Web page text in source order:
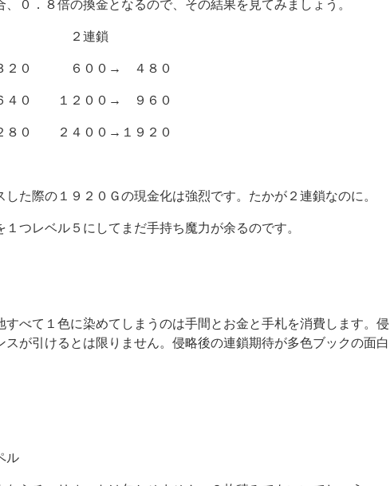
０．８倍の換金となるので、その結果を見てみましょう。
連鎖
２０ ６００→ ４８０
０ １２００→ ９６０
８０ ２４００→１９２０
した際の１９２０Ｇの現金化は強烈です。たかが２連鎖なのに。
つレベル５にしてまだ手持ち魔力が余るのです。
べて１色に染めてしまうのは手間とお金と手札を消費します。侵
スが引けるとは限りません。侵略後の連鎖期待が多色ブックの面白
ル